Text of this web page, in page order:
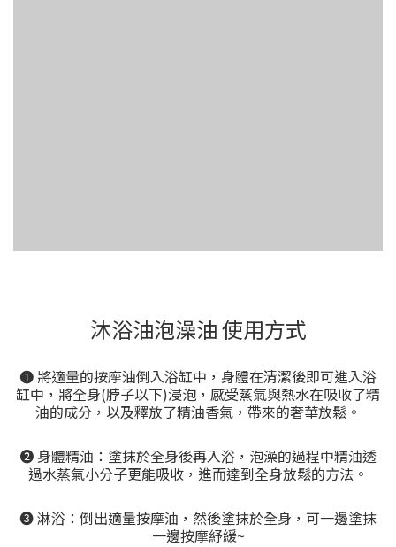
沐浴油泡澡油 使用方式
➊ 將適量的按摩油倒入浴缸中，身體在清潔後即可進入浴
缸中，將全身(脖子以下)浸泡，感受蒸氣與熱水在吸收了精
油的成分，以及釋放了精油香氣，帶來的奢華放鬆。
➋ 身體精油：塗抹於全身後再入浴，泡澡的過程中精油透
過水蒸氣小分子更能吸收，進而達到全身放鬆的方法。
➌ 淋浴：倒出適量按摩油，然後塗抹於全身，可一邊塗抹
一邊按摩紓緩~